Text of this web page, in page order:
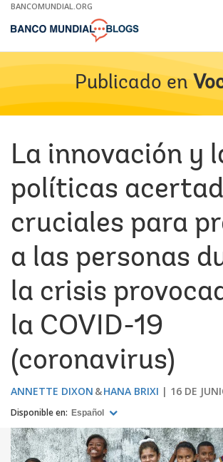
Skip
Main
BANCOMUNDIAL.ORG
Publicado en
La innovación y
políticas
cruciales para
a las personas
la crisis
la COVID-19
(coronavirus)
ANNETTE DIXON HANA BRIXI 16 DE
Disponible en: Español